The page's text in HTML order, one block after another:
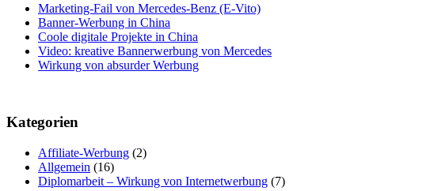
Marketing-Fail von Mercedes-Benz (E-Vito)
Banner-Werbung in China
Coole digitale Projekte in China
Video: kreative Bannerwerbung von Mercedes
Wirkung von absurder Werbung
Kategorien
Affiliate-Werbung (2)
Allgemein (16)
Diplomarbeit – Wirkung von Internetwerbung (7)